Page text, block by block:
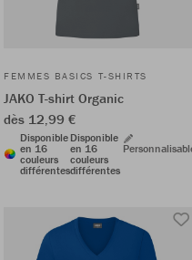
FEMMES BASICS T-SHIRTS
JAKO T-shirt Organic
dès 12,99 €
Disponible
en 16
couleurs
différentes
Disponible
en 16
couleurs
différentes